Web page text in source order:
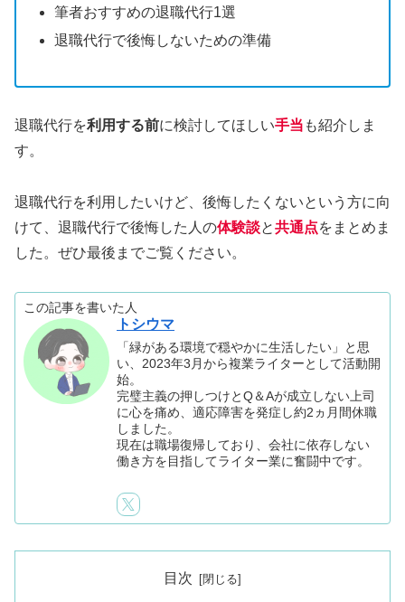
筆者おすすめの退職代行1選
退職代行で後悔しないための準備
退職代行を利用する前に検討してほしい手当 も紹介しま
す。
退職代行を利用したいけど、後悔したくないという方に向
けて、退職代行で後悔した人の体験談と共通点をまとめま
した。ぜひ最後までご覧ください。
この記事を書いた人
トシウマ
「緑がある環境で穏やかに生活したい」と思
い、2023年3月から複業ライターとして活動開
始。
完璧主義の押しつけとQ＆Aが成立しない上司
に心を痛め、適応障害を発症し約2ヵ月間休職
しました。
現在は職場復帰しており、会社に依存しない
働き方を目指してライター業に奮闘中です。
目次